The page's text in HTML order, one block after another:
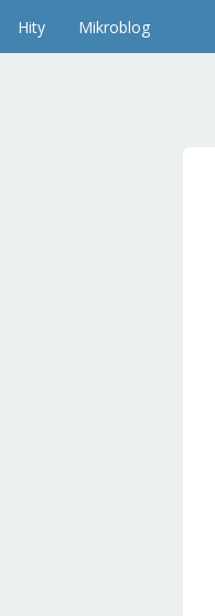
Hity Mikroblog